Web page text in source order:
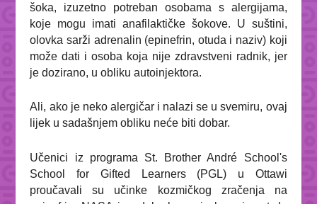
šoka, izuzetno potreban osobama s alergijama,
koje mogu imati anafilaktičke šokove. U suštini,
olovka sarži adrenalin (epinefrin, otuda i naziv) koji
može dati i osoba koja nije zdravstveni radnik, jer
je dozirano, u obliku autoinjektora.
Ali, ako je neko alergičar i nalazi se u svemiru, ovaj
lijek u sadašnjem obliku neće biti dobar.
Učenici iz programa St. Brother André School's
School for Gifted Learners (PGL) u Ottawi
proučavali su učinke kozmičkog zračenja na